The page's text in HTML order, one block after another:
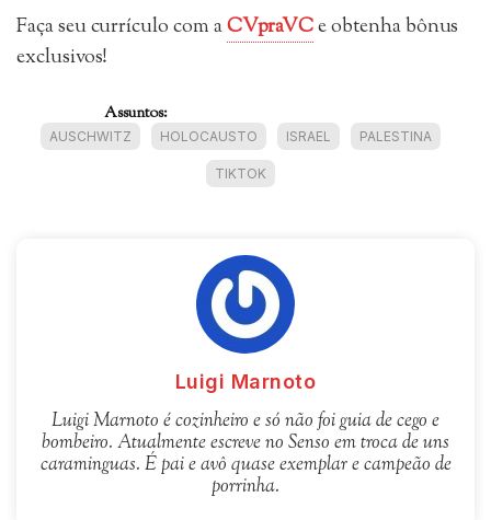
Faça seu currículo com aCVpraVCe obtenha bônus
exclusivos!
Assuntos:
AUSCHWITZ HOLOCAUSTO ISRAEL PALESTINA
TIKTOK
Luigi Marnoto
Luigi Marnoto é cozinheiro e só não foi guia de cego e
bombeiro. Atualmente escreve no Senso em troca de uns
caraminguas. É pai e avô quase exemplar e campeão de
porrinha.